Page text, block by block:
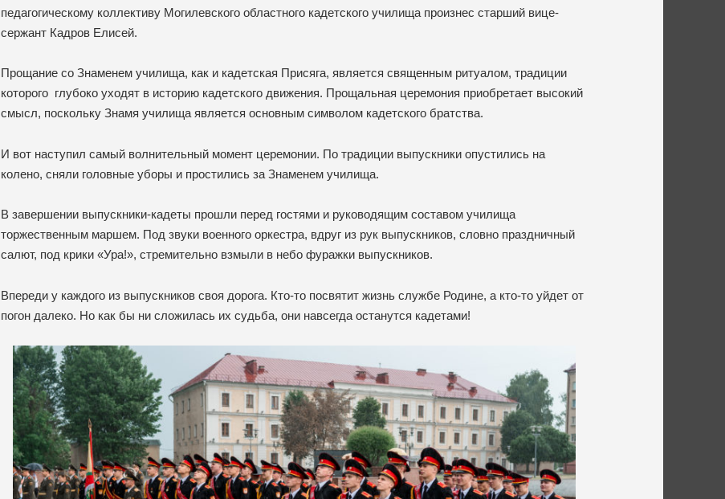
педагогическому коллективу Могилевского областного кадетского училища произнес старший вице-
сержант Кадров Елисей.
Прощание со Знаменем училища, как и кадетская Присяга, является священным ритуалом, традиции
которого глубоко уходят в историю кадетского движения. Прощальная церемония приобретает высокий
смысл, поскольку Знамя училища является основным символом кадетского братства.
И вот наступил самый волнительный момент церемонии. По традиции выпускники опустились на
колено, сняли головные уборы и простились за Знаменем училища.
В завершении выпускники-кадеты прошли перед гостями и руководящим составом училища
торжественным маршем. Под звуки военного оркестра, вдруг из рук выпускников, словно праздничный
салют, под крики «Ура!», стремительно взмыли в небо фуражки выпускников.
Впереди у каждого из выпускников своя дорога. Кто-то посвятит жизнь службе Родине, а кто-то уйдет от
погон далеко. Но как бы ни сложилась их судьба, они навсегда останутся кадетами!